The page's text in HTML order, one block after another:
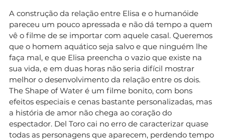
A construção da relação entre Elisa e o humanóide
pareceu um pouco apressada e não dá tempo a quem
vê o filme de se importar com aquele casal. Queremos
que o homem aquático seja salvo e que ninguém lhe
faça mal, e que Elisa preencha o vazio que existe na
sua vida, e em duas horas não seria difícil mostrar
melhor o desenvolvimento da relação entre os dois.
The Shape of Water é um filme bonito, com bons
efeitos especiais e cenas bastante personalizadas, mas
a história de amor não chega ao coração do
espectador. Del Toro cai no erro de caracterizar quase
todas as personagens que aparecem, perdendo tempo